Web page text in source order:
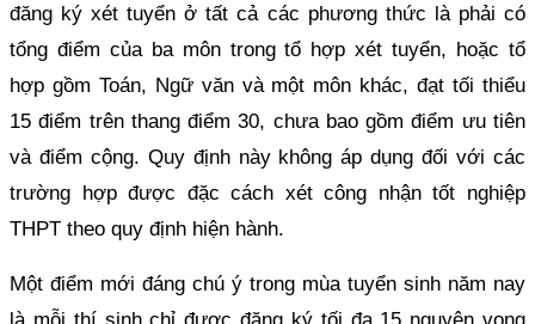
đăng ký xét tuyển ở tất cả các phương thức là phải có
tổng điểm của ba môn trong tổ hợp xét tuyển, hoặc tổ
hợp gồm Toán, Ngữ văn và một môn khác, đạt tối thiểu
15 điểm trên thang điểm 30, chưa bao gồm điểm ưu tiên
và điểm cộng. Quy định này không áp dụng đối với các
trường hợp được đặc cách xét công nhận tốt nghiệp
THPT theo quy định hiện hành.
Một điểm mới đáng chú ý trong mùa tuyển sinh năm nay
là mỗi thí sinh chỉ được đăng ký tối đa 15 nguyện vọng